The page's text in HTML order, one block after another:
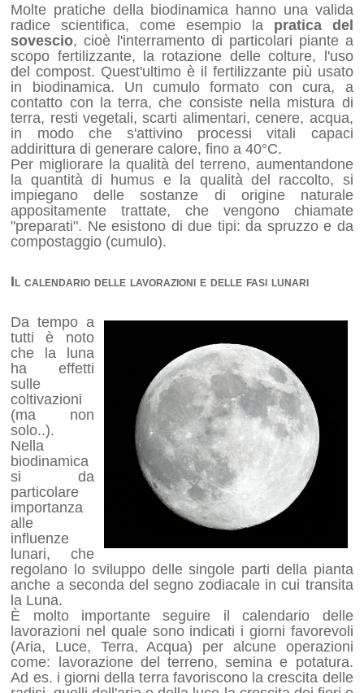
Molte pratiche della biodinamica hanno una valida
radice scientifica, come esempio la pratica del
sovescio, cioè l'interramento di particolari piante a
scopo fertilizzante, la rotazione delle colture, l'uso
del compost. Quest'ultimo è il fertilizzante più usato
in biodinamica. Un cumulo formato con cura, a
contatto con la terra, che consiste nella mistura di
terra, resti vegetali, scarti alimentari, cenere, acqua,
in modo che s'attivino processi vitali capaci
addirittura di generare calore, fino a 40°C.
Per migliorare la qualità del terreno, aumentandone
la quantità di humus e la qualità del raccolto, si
impiegano delle sostanze di origine naturale
appositamente trattate, che vengono chiamate
"preparati". Ne esistono di due tipi: da spruzzo e da
compostaggio (cumulo).
Il calendario delle lavorazioni e delle fasi lunari
Da tempo a
tutti è noto
che la luna
ha effetti
sulle
coltivazioni
(ma non
solo..).
Nella
biodinamica
si da
particolare
importanza
alle
influenze
lunari, che
regolano lo sviluppo delle singole parti della pianta
anche a seconda del segno zodiacale in cui transita
la Luna.
È molto importante seguire il calendario delle
lavorazioni nel quale sono indicati i giorni favorevoli
(Aria, Luce, Terra, Acqua) per alcune operazioni
come: lavorazione del terreno, semina e potatura.
Ad es. i giorni della terra favoriscono la crescita delle